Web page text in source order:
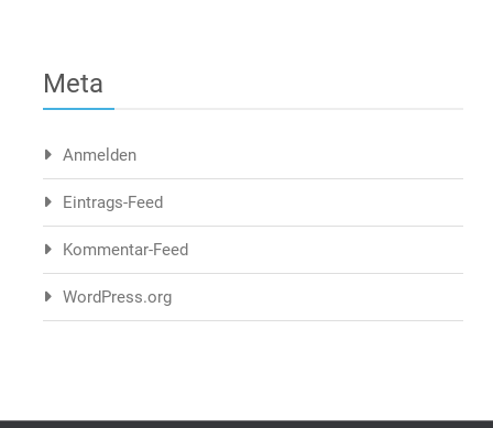
Meta
Anmelden
Eintrags-Feed
Kommentar-Feed
WordPress.org